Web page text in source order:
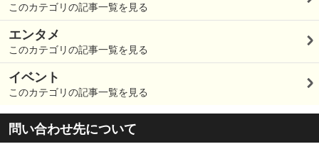
このカテゴリの記事一覧を見る
エンタメ
このカテゴリの記事一覧を見る
イベント
このカテゴリの記事一覧を見る
問い合わせ先について